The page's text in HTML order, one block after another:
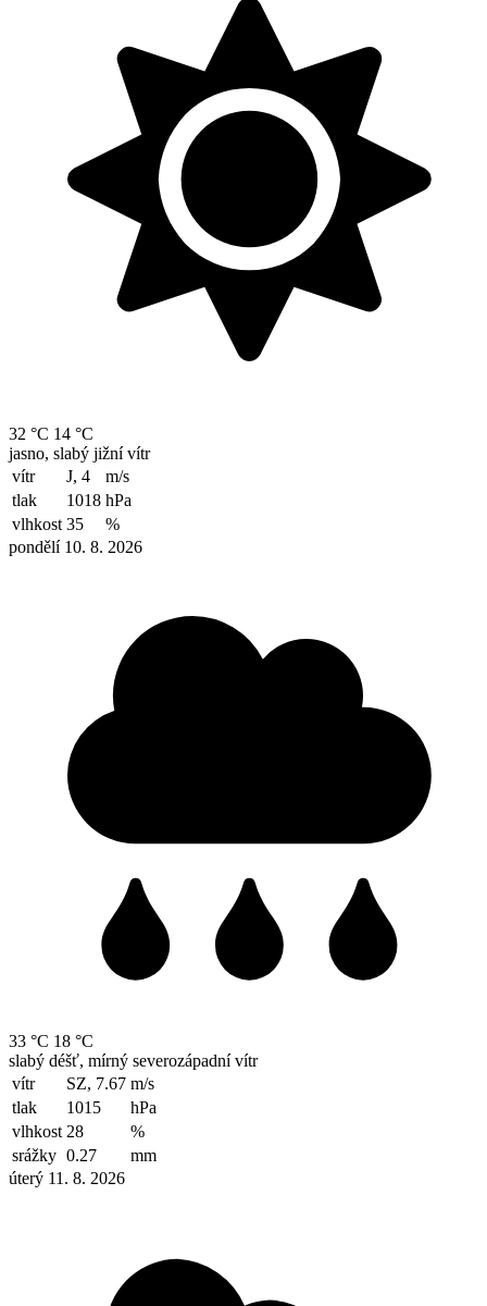
32 °C 14 °C
jasno, slabý jižní vítr
vítr
J, 4
m/s
tlak
1018 hPa
vlhkost 35
%
pondělí 10. 8. 2026
33 °C 18 °C
slabý déšť, mírný severozápadní vítr
vítr
SZ, 7.67 m/s
tlak
1015
hPa
vlhkost 28
%
srážky 0.27
mm
úterý 11. 8. 2026